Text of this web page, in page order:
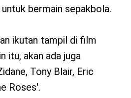
bermain sepakbola.
ikutan tampil di film
itu, akan ada juga
Tony Blair, Eric
Roses'.